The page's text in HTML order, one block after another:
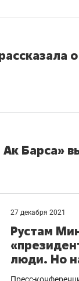
Барса»
27 декабря 2021
Рустам
люди. Но
Пресс-